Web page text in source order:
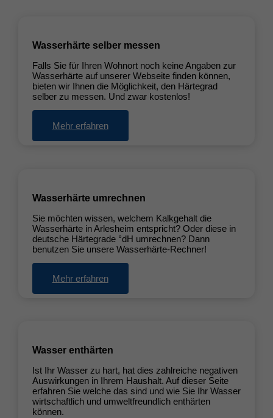
Wasserhärte selber messen
Falls Sie für Ihren Wohnort noch keine Angaben zur
Wasserhärte auf unserer Webseite finden können,
bieten wir Ihnen die Möglichkeit, den Härtegrad
selber zu messen. Und zwar kostenlos!
Mehr erfahren
Wasserhärte umrechnen
Sie möchten wissen, welchem Kalkgehalt die
Wasserhärte in Arlesheim entspricht? Oder diese in
deutsche Härtegrade °dH umrechnen? Dann
benutzen Sie unsere Wasserhärte-Rechner!
Mehr erfahren
Wasser enthärten
Ist Ihr Wasser zu hart, hat dies zahlreiche negativen
Auswirkungen in Ihrem Haushalt. Auf dieser Seite
erfahren Sie welche das sind und wie Sie Ihr Wasser
wirtschaftlich und umweltfreundlich enthärten
können.